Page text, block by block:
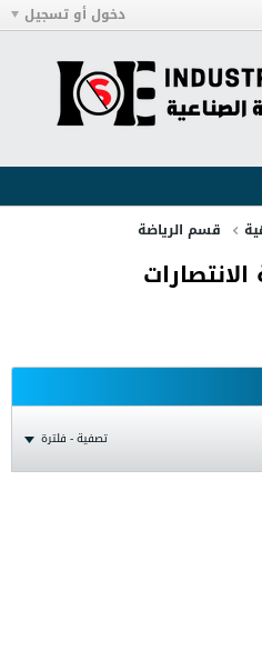
دخول أو تسجيل
قسم الرياضة
تصفية - فلترة